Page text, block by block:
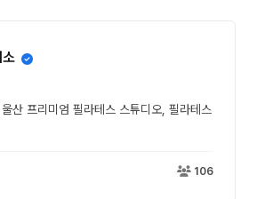
소
산 프리미엄 필라테스 스튜디오, 필라테스
106